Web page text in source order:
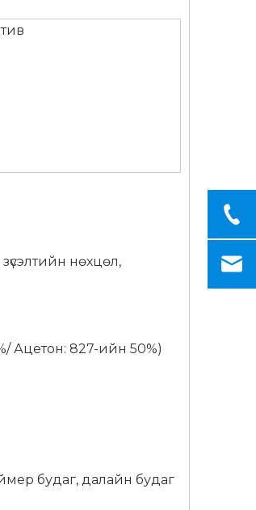
нөхцөл,
Ацетон: 827-ийн 50%)
будаг, далайн будаг